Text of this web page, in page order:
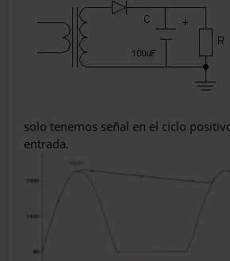
solo tenemos señal en el ciclo
entrada.